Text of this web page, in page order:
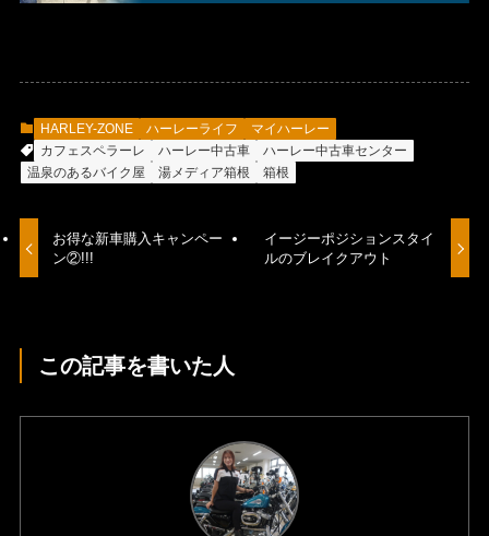
HARLEY-ZONE ハーレーライフ
マイハーレー
カフェスペラーレ
ハーレー中古車
ハーレー中古車センター
温泉のあるバイク屋
湯メディア箱根 箱根
お得な新車購入キャンペー
ン②!!!
イージーポジションスタイ
ルのブレイクアウト
この記事を書いた人